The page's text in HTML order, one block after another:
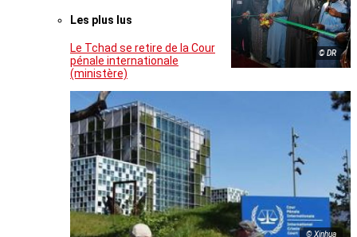
© DR
Les plus lus
Le Tchad se retire de la Cour
pénale internationale
(ministère)
© Xinhua